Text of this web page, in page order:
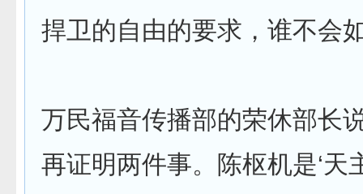
捍卫的自由的要求，谁不会
万民福音传播部的荣休部长
再证明两件事。陈枢机是‘天